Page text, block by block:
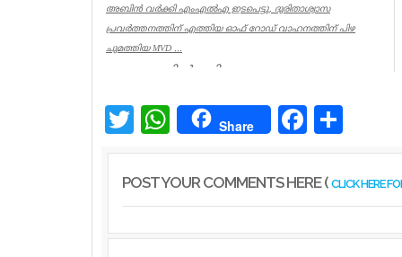
അബിൻ വർക്കി എംഎൽഎ ഇടപെട്ടു, ദുരിതാശ്വാസ
പ്രവർത്തനത്തിന് എത്തിയ ഓഫ് റോഡ് വാഹനത്തിന് പിഴ
ചുമത്തിയ MVD ...
ആറന്മുളയിൽ ദുരിതാശ്വാസ
വാഹനത്തിന് മോട്ടോർ വെഹിക്കിൾ
ഇൻസ്പെക്ടർ പിഴ ...
Twitter WhatsAppShare Facebook
POST YOUR COMMENTS HERE ( CLICK HERE